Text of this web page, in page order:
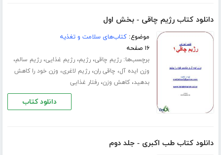
دانلود کتاب رژیم چاقی - بخش اول
موضوع:کتاب‌های سلامت و تغذیه
۱۶ صفحه
برچسب‌ها:رژیم چاقی،رژیم،رژیم غذایی،رژیم سالم،
وزن ایده آل، چاقی ران،رژیم لاغری، وزن خود را کاهش
بدهید،کاهش وزن،رفتار غذایی
دانلود کتاب
دانلود کتاب طب اکبری - جلد دوم